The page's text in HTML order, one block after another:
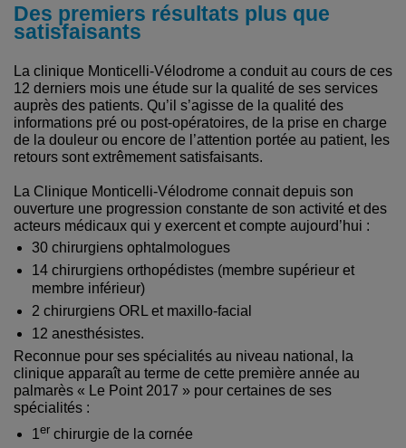
Des premiers résultats plus que
satisfaisants
La clinique Monticelli-Vélodrome a conduit au cours de ces
12 derniers mois une étude sur la qualité de ses services
auprès des patients. Qu’il s’agisse de la qualité des
informations pré ou post-opératoires, de la prise en charge
de la douleur ou encore de l’attention portée au patient, les
retours sont extrêmement satisfaisants.
La Clinique Monticelli-Vélodrome connait depuis son
ouverture une progression constante de son activité et des
acteurs médicaux qui y exercent et compte aujourd’hui :
30 chirurgiens ophtalmologues
14 chirurgiens orthopédistes (membre supérieur et
membre inférieur)
2 chirurgiens ORL et maxillo-facial
12 anesthésistes.
Reconnue pour ses spécialités au niveau national, la
clinique apparaît au terme de cette première année au
palmarès « Le Point 2017 » pour certaines de ses
spécialités :
1er chirurgie de la cornée